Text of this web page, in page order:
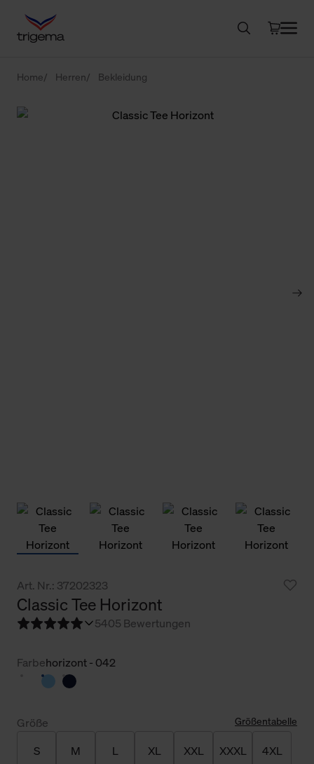
Home Herren Bekleidung
Art. Nr.: 37202323
Classic Tee Horizont
5405 Bewertungen
Farbehorizont - 042
Größe Größentabelle
S M L XL XXL XXXL 4XL